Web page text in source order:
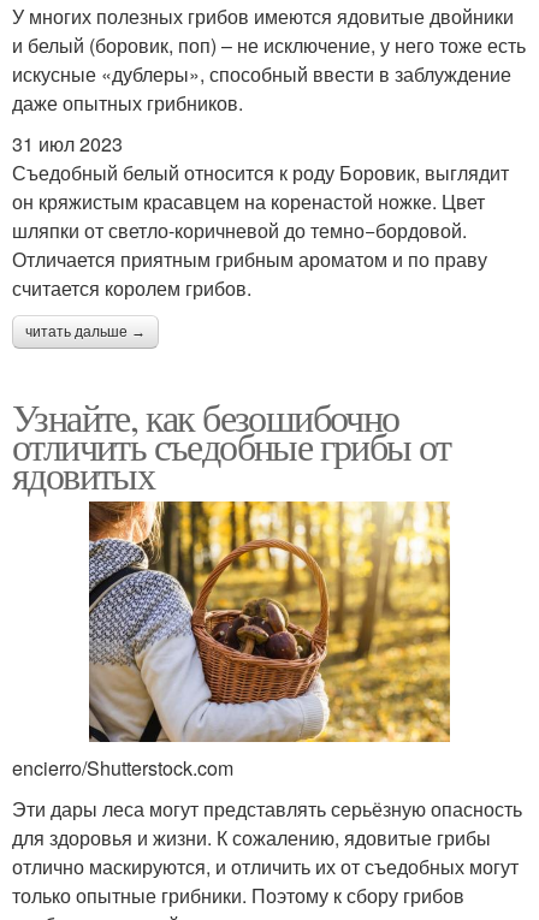
У многих полезных грибов имеются ядовитые двойники
и белый (боровик, поп) – не исключение, у него тоже есть
искусные «дублеры», способный ввести в заблуждение
даже опытных грибников.
31 июл 2023
Съедобный белый относится к роду Боровик, выглядит
он кряжистым красавцем на коренастой ножке. Цвет
шляпки от светло-коричневой до темно−бордовой.
Отличается приятным грибным ароматом и по праву
считается королем грибов.
читать дальше →
Узнайте, как безошибочно
отличить съедобные грибы от
ядовитых
encierro/Shutterstock.com
Эти дары леса могут представлять серьёзную опасность
для здоровья и жизни. К сожалению, ядовитые грибы
отлично маскируются, и отличить их от съедобных могут
только опытные грибники. Поэтому к сбору грибов